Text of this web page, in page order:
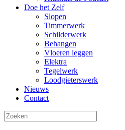
Doe het Zelf
Slopen
Timmerwerk
Schilderwerk
Behangen
Vloeren leggen
Elektra
Tegelwerk
Loodgieterswerk
Nieuws
Contact